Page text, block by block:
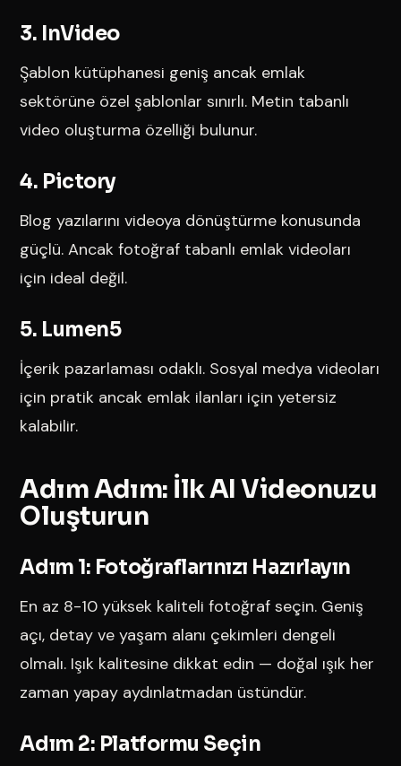
3. InVideo
Şablon kütüphanesi geniş ancak emlak
sektörüne özel şablonlar sınırlı. Metin tabanlı
video oluşturma özelliği bulunur.
4. Pictory
Blog yazılarını videoya dönüştürme konusunda
güçlü. Ancak fotoğraf tabanlı emlak videoları
için ideal değil.
5. Lumen5
İçerik pazarlaması odaklı. Sosyal medya videoları
için pratik ancak emlak ilanları için yetersiz
kalabilir.
Adım Adım: İlk AI Videonuzu
Oluşturun
Adım 1: Fotoğraflarınızı Hazırlayın
En az 8-10 yüksek kaliteli fotoğraf seçin. Geniş
açı, detay ve yaşam alanı çekimleri dengeli
olmalı. Işık kalitesine dikkat edin — doğal ışık her
zaman yapay aydınlatmadan üstündür.
Adım 2: Platformu Seçin